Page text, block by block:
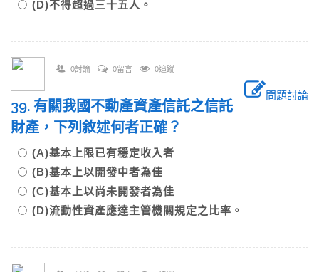
(D)不得超過三十五人。
0討論 0留言 0追蹤
問題討論
39. 有關我國不動產資產信託之信託
財產，下列敘述何者正確？
(A)基本上限已有穩定收入者
(B)基本上以開發中者為佳
(C)基本上以尚未開發者為佳
(D)流動性資產應達主管機關規定之比率。